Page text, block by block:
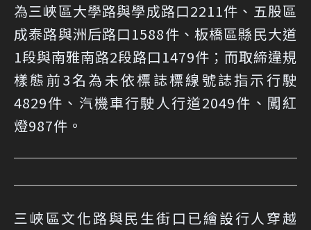
為三峽區大學路與學成路口2211件、五股區
成泰路與洲后路口1588件、板橋區縣民大道
1段與南雅南路2段路口1479件；而取締違規
樣態前3名為未依標誌標線號誌指示行駛
4829件、汽機車行駛人行道2049件、闖紅
燈987件。
三峽區文化路與民生街口已繪設行人穿越